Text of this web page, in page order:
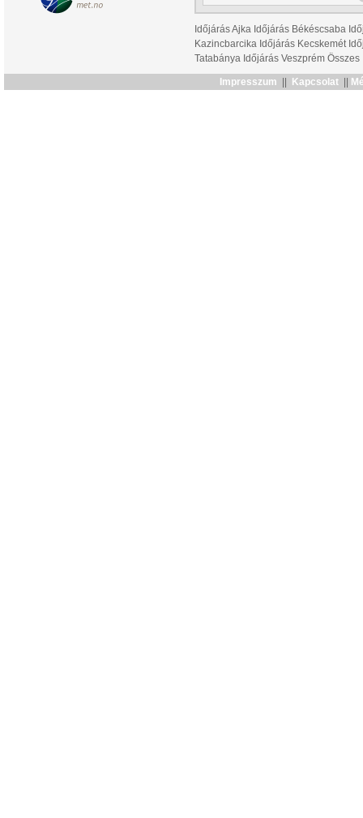
Időjárás Ajka Időjárás Békéscsaba
Kazincbarcika Időjárás Kecskemét
Tatabánya Időjárás Veszprém Összes
Impresszum Kapcsolat